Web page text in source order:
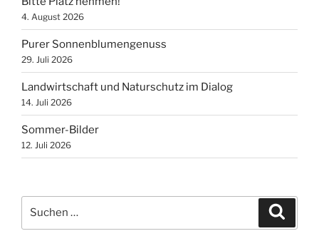
4. August 2026
Purer Sonnenblumengenuss
29. Juli 2026
Landwirtschaft und Naturschutz im Dialog
14. Juli 2026
Sommer-Bilder
12. Juli 2026
nach: